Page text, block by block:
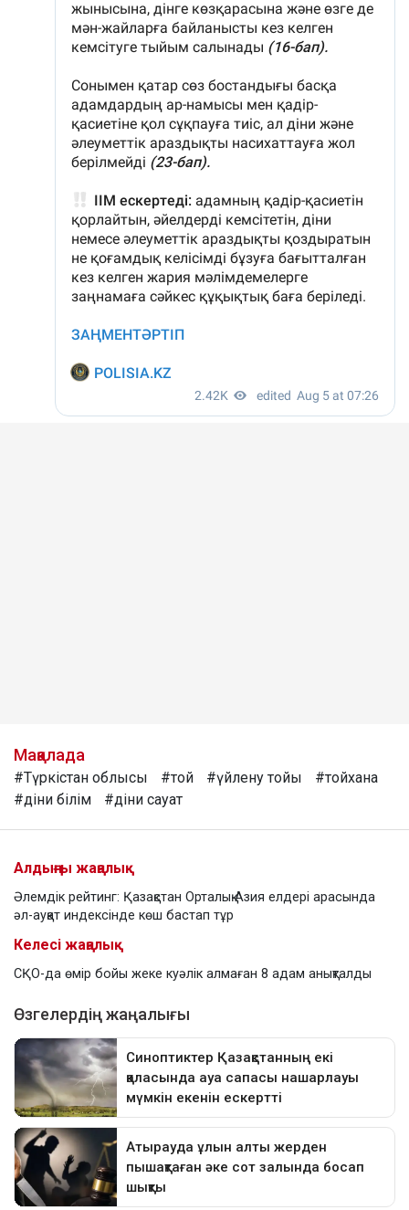
Мақалада
#Түркістан облысы #той #үйлену тойы
#тойхана
#діни білім
#діни сауат
Алдыңғы жаңалық
Әлемдік рейтинг: Қазақстан Орталық Азия елдері арасында
әл-ауқат индексінде көш бастап тұр
Келесі жаңалық
СҚО-да өмір бойы жеке куәлік алмаған 8 адам анықталды